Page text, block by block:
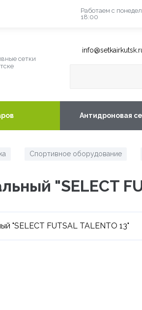
Работаем с
18:00
сетки
Антидроновая
Спортивное оборудование
"SELECT